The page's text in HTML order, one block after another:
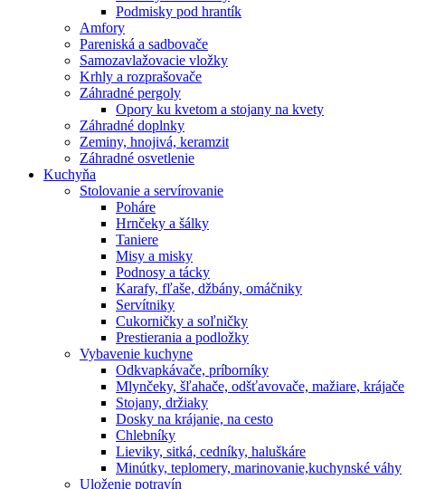
Podmisky pod hrantík
Amfory
Pareniská a sadbovače
Samozavlažovacie vložky
Krhly a rozprašovače
Záhradné pergoly
Opory ku kvetom a stojany na kvety
Záhradné doplnky
Zeminy, hnojivá, keramzit
Záhradné osvetlenie
Kuchyňa
Stolovanie a servírovanie
Poháre
Hrnčeky a šálky
Taniere
Misy a misky
Podnosy a tácky
Karafy, fľaše, džbány, omáčniky
Servítniky
Cukorničky a soľničky
Prestierania a podložky
Vybavenie kuchyne
Odkvapkávače, príborníky
Mlynčeky, šľahače, odšťavovače, mažiare, krájače
Stojany, držiaky
Dosky na krájanie, na cesto
Chlebníky
Lieviky, sitká, cedníky, haluškáre
Minútky, teplomery, marinovanie,kuchynské váhy
Uloženie potravín